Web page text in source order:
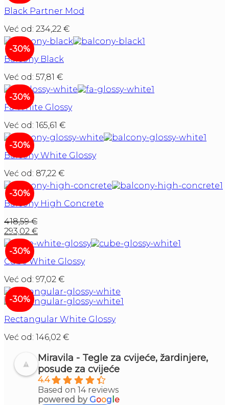
Black Partner Mod
Već od: 234,22 €
-30%
Balcony Black
Već od: 57,81 €
-30%
Fa White Glossy
Već od: 165,61 €
-30%
Balcony White Glossy
Već od: 87,22 €
-30%
Balcony High Concrete
418,59€
293,02 €
-30%
Cube White Glossy
Već od: 97,02 €
-30%
Rectangular White Glossy
Već od: 146,02 €
Miravila - Tegle za cvijeće, žardinjere,
posude za cvijeće
4.4
Based on 14 reviews
powered byGoog e